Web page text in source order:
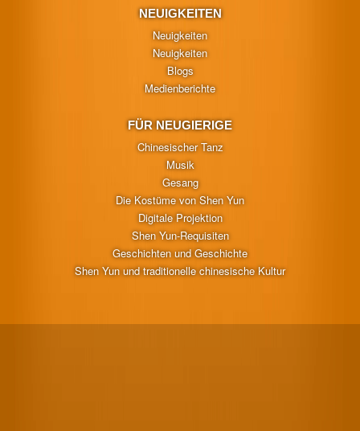
NEUIGKEITEN
Neuigkeiten
Neuigkeiten
Blogs
Medienberichte
FÜR NEUGIERIGE
Chinesischer Tanz
Musik
Gesang
Die Kostüme von Shen Yun
Digitale Projektion
Shen Yun-Requisiten
Geschichten und Geschichte
Shen Yun und traditionelle chinesische Kultur